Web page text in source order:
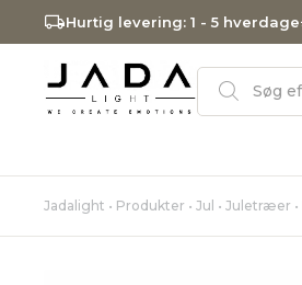
Hurtig levering: 1 - 5 hverdage
Products
search
Jadalight • Produkter • Jul • Juletræer •